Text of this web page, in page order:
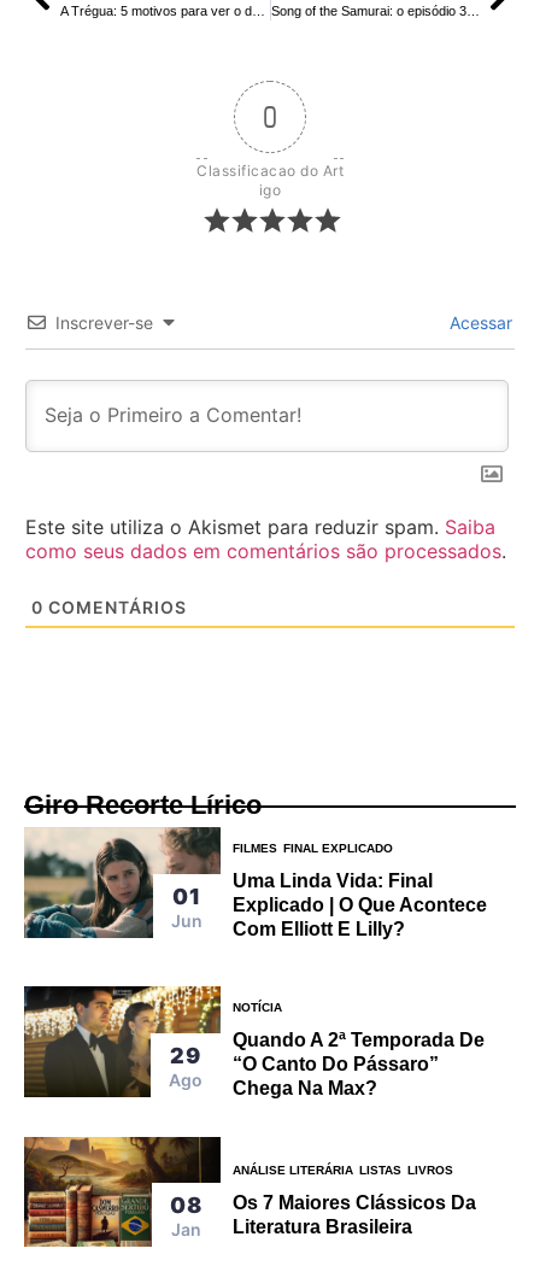
Song of the Samurai: o episódio 3 vale a briga?
0
Classificacao do Art
igo
Inscrever-se Acessar
Este site utiliza o Akismet para reduzir spam. Saiba
como seus dados em comentários são processados.
0 COMENTÁRIOS
Giro Recorte Lírico
01
Jun
FILMES FINAL EXPLICADO
Uma Linda Vida: Final
Explicado | O Que Acontece
Com Elliott E Lilly?
29
Ago
NOTÍCIA
Quando A 2ª Temporada De
“O Canto Do Pássaro”
Chega Na Max?
08
Jan
ANÁLISE LITERÁRIA LISTAS LIVROS
Os 7 Maiores Clássicos Da
Literatura Brasileira